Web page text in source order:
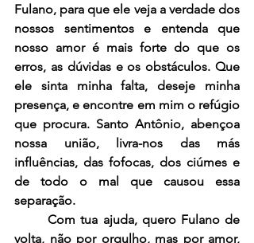
Fulano, para que ele veja a verdade dos
nossos sentimentos e entenda que
nosso amor é mais forte do que os
erros, as dúvidas e os obstáculos. Que
ele sinta minha falta, deseje minha
presença, e encontre em mim o refúgio
que procura. Santo Antônio, abençoa
nossa união, livra-nos das más
influências, das fofocas, dos ciúmes e
de todo o mal que causou essa
separação.
	Com tua ajuda, quero Fulano de
volta, não por orgulho, mas por amor,